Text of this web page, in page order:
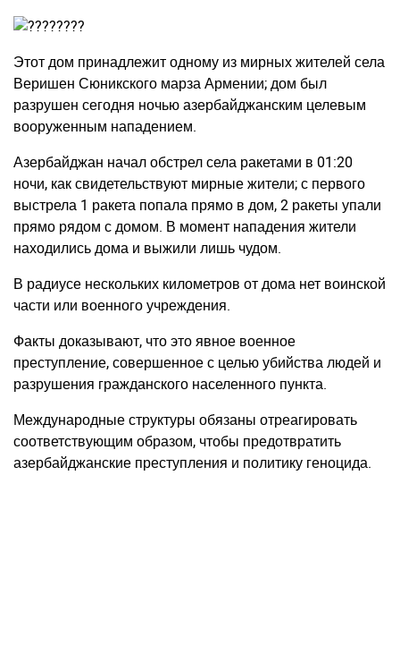
Этот дом принадлежит одному из мирных жителей села
Веришен Сюникского марза Армении; дом был
разрушен сегодня ночью азербайджанским целевым
вооруженным нападением.
Азербайджан начал обстрел села ракетами в 01:20
ночи, как свидетельствуют мирные жители; с первого
выстрела 1 ракета попала прямо в дом, 2 ракеты упали
прямо рядом с домом. В момент нападения жители
находились дома и выжили лишь чудом.
В радиусе нескольких километров от дома нет воинской
части или военного учреждения.
Факты доказывают, что это явное военное
преступление, совершенное с целью убийства людей и
разрушения гражданского населенного пункта.
Международные структуры обязаны отреагировать
соответствующим образом, чтобы предотвратить
азербайджанские преступления и политику геноцида.